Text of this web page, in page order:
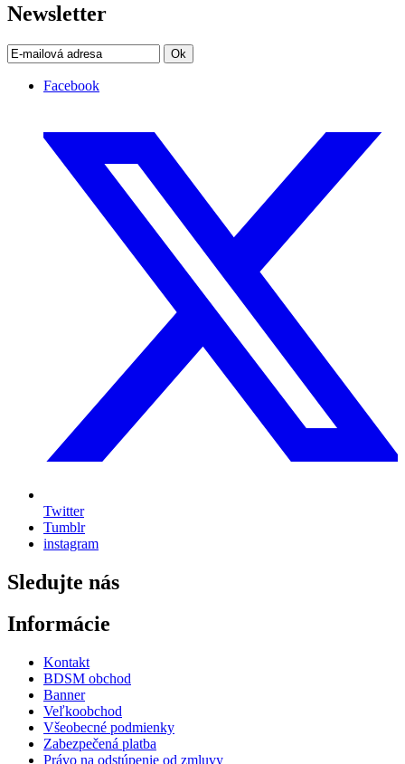
Newsletter
Ok
Facebook
Twitter
Tumblr
instagram
Sledujte nás
Informácie
Kontakt
BDSM obchod
Banner
Veľkoobchod
Všeobecné podmienky
Zabezpečená platba
Právo na odstúpenie od zmluvy